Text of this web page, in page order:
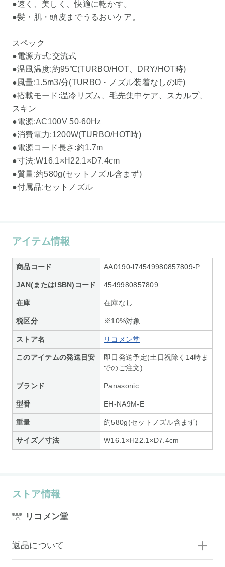
●速く、美しく、快適に乾かす。
●髪・肌・頭皮までうるおいケア。
スペック
●電源方式:交流式
●温風温度:約95℃(TURBO/HOT、DRY/HOT時)
●風量:1.5m3/分(TURBO・ノズル装着なしの時)
●搭載モード:温冷リズム、毛先集中ケア、スカルプ、
スキン
●電源:AC100V 50-60Hz
●消費電力:1200W(TURBO/HOT時)
●電源コード長さ:約1.7m
●寸法:W16.1×H22.1×D7.4cm
●質量:約580g(セットノズル含まず)
●付属品:セットノズル
アイテム情報
商品コード AA0190-l74549980857809-P
JAN(またはISBN)コード 4549980857809
在庫 在庫なし
税区分 ※10%対象
ストア名 リコメン堂
このアイテムの発送目安
即日発送予定(土日祝除く14時ま
でのご注文)
ブランド Panasonic
型番 EH-NA9M-E
重量 約580g(セットノズル含まず)
サイズ／寸法 W16.1×H22.1×D7.4cm
ストア情報
リコメン堂
返品について